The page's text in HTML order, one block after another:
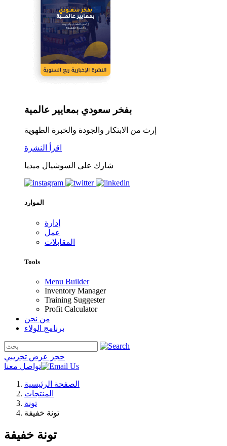
بفخر سعودي بمعايير عالمية
إرث من الابتكار والجودة والخبرة الطهوية
اقرأ النشرة
شارك على السوشيال ميديا
الموارد
إدارة
عمل
المقابلات
Tools
Menu Builder
Inventory Manager
Training Suggester
Profit Calculator
من نحن
برنامج الولاء
حجز عرض تجريبي
تواصل معنا
الصفحة الرئيسية
المنتجات
تونة
تونة خفيفة
تونة خفيفة